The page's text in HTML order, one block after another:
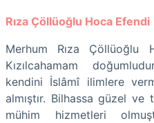
Rıza Çöllüoğlu Hoca Efendi
Merhum Rıza Çöllüoğlu
Kızılcahamam
kendini İslâmî ilimlere
almıştır. Bilhassa güzel
mühim hizmetleri